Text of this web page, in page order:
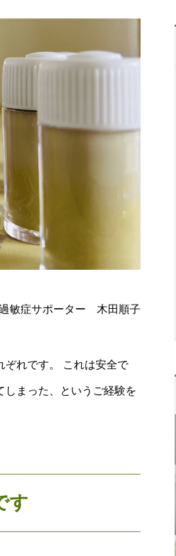
敏症サポーター 木田順子
ぞれです。 これは安全で
しまった、というご経験を
す